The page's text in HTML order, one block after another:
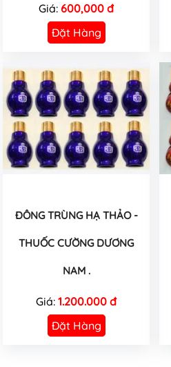
Giá: 600,000 đ
Đặt Hàng
ĐÔNG TRÙNG HẠ THẢO -
THUỐC CƯỜNG DƯƠNG
NAM .
Giá: 1.200.000 đ
Đặt Hàng